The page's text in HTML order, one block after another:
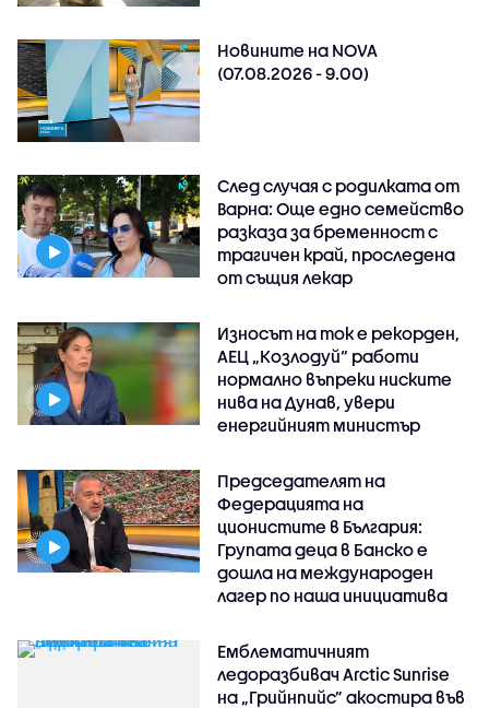
Новините на NOVA
(07.08.2026 - 9.00)
След случая с родилката от
Варна: Още едно семейство
разказа за бременност с
трагичен край, проследена
от същия лекар
Износът на ток е рекорден,
АЕЦ „Козлодуй“ работи
нормално въпреки ниските
нива на Дунав, увери
енергийният министър
Председателят на
Федерацията на
ционистите в България:
Групата деца в Банско е
дошла на международен
лагер по наша инициатива
Емблематичният
ледоразбивач Arctic Sunrise
на „Грийнпийс” акостира във